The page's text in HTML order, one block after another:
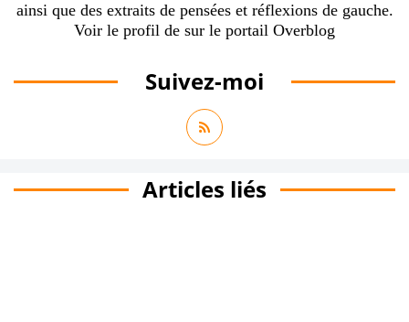
ainsi que des extraits de pensées et réflexions de gauche.
Voir le profil de sur le portail Overblog
Suivez-moi
Articles liés